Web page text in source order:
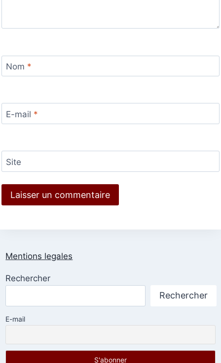
Nom *
E-mail *
Site
Mentions legales
Rechercher
Rechercher
E-mail